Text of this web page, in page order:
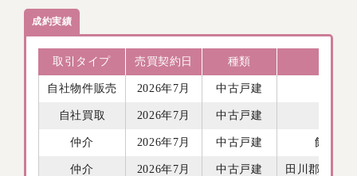
【成約御礼】田川郡福智町赤池 中古戸建 ご契
約いただき誠にありがとうございました。
成約実績
取引タイプ 売買契約日 種類
自社物件販売 2026年7月 中古戸建
自社買取 2026年7月 中古戸建
仲介 2026年7月 中古戸建 飯塚市
仲介 2026年7月 中古戸建 田川郡香春